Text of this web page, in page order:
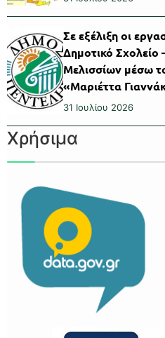
Σε εξέλιξη οι
Δημοτικό Σχολείο
Μελισσίων μέσω
«Μαριέττα
31 Ιουλίου 2026
Χρήσιμα